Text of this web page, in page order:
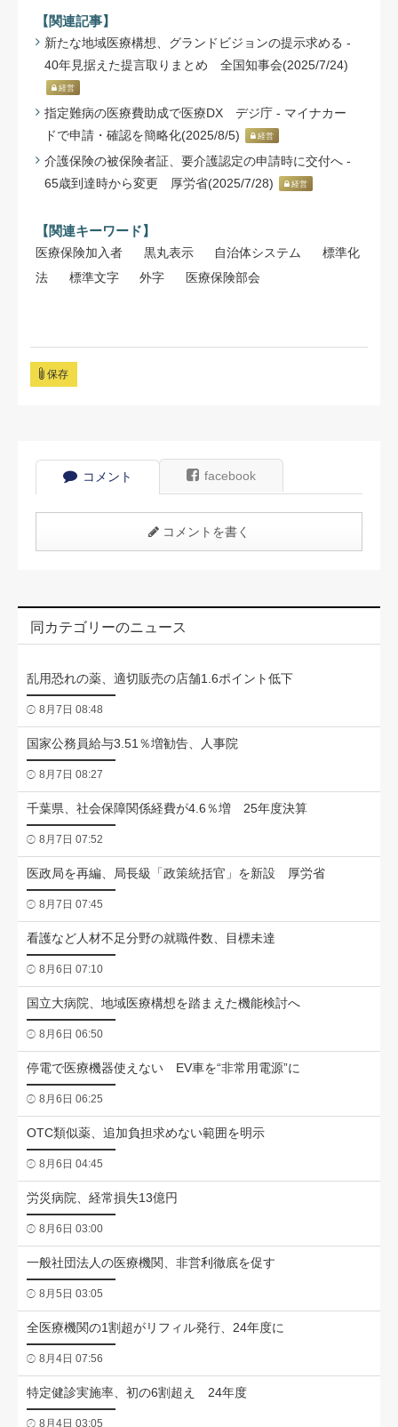
【関連記事】
新たな地域医療構想、グランドビジョンの提示求める -
40年見据えた提言取りまとめ 全国知事会(2025/7/24)
経営
指定難病の医療費助成で医療DX デジ庁 - マイナカー
ドで申請・確認を簡略化(2025/8/5)
経営
介護保険の被保険者証、要介護認定の申請時に交付へ -
65歳到達時から変更 厚労省(2025/7/28)
経営
【関連キーワード】
医療保険加入者 黒丸表示 自治体システム
標準化
法
標準文字 外字 医療保険部会
保存
コメント facebook
コメントを書く
同カテゴリーのニュース
乱用恐れの薬、適切販売の店舗1.6ポイント低下
8月7日 08:48
国家公務員給与3.51％増勧告、人事院
8月7日 08:27
千葉県、社会保障関係経費が4.6％増 25年度決算
8月7日 07:52
医政局を再編、局長級「政策統括官」を新設 厚労省
8月7日 07:45
看護など人材不足分野の就職件数、目標未達
8月6日 07:10
国立大病院、地域医療構想を踏まえた機能検討へ
8月6日 06:50
停電で医療機器使えない EV車を“非常用電源”に
8月6日 06:25
OTC類似薬、追加負担求めない範囲を明示
8月6日 04:45
労災病院、経常損失13億円
8月6日 03:00
一般社団法人の医療機関、非営利徹底を促す
8月5日 03:05
全医療機関の1割超がリフィル発行、24年度に
8月4日 07:56
特定健診実施率、初の6割超え 24年度
8月4日 03:05